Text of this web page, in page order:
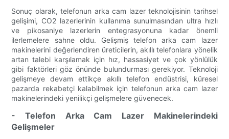
Sonuç olarak, telefonun arka cam lazer teknolojisinin tarihsel
gelişimi, CO2 lazerlerinin kullanıma sunulmasından ultra hızlı
ve pikosaniye lazerlerin entegrasyonuna kadar önemli
ilerlemelere sahne oldu. Gelişmiş telefon arka cam lazer
makinelerini değerlendiren üreticilerin, akıllı telefonlara yönelik
artan talebi karşılamak için hız, hassasiyet ve çok yönlülük
gibi faktörleri göz önünde bulundurması gerekiyor. Teknoloji
gelişmeye devam ettikçe akıllı telefon endüstrisi, küresel
pazarda rekabetçi kalabilmek için telefonun arka cam lazer
makinelerindeki yenilikçi gelişmelere güvenecek.
- Telefon Arka Cam Lazer Makinelerindeki
Gelişmeler